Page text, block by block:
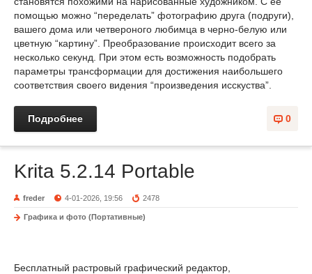
помощью можно “переделать” фотографию друга (подруги),
вашего дома или четвероного любимца в черно-белую или
цветную “картину”. Преобразование происходит всего за
несколько секунд. При этом есть возможность подобрать
параметры трансформации для достижения наибольшего
соответствия своего видения “произведения исскуства”.
0
Подробнее
Krita 5.2.14 Portable
freder 4-01-2026, 19:56 2478
Графика и фото (Портативные)
Бесплатный растровый графический редактор,